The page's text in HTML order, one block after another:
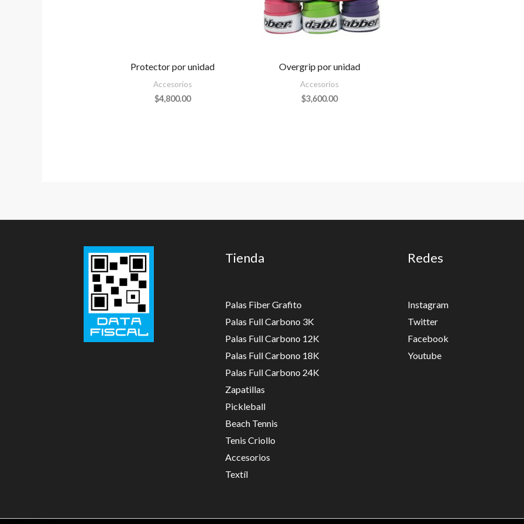
Protector por unidad
Accesorios
$4,800.00
Overgrip por unidad
Accesorios
$3,600.00
Tienda
Palas Fiber Grafito
Palas Full Carbono 3K
Palas Full Carbono 12K
Palas Full Carbono 18K
Palas Full Carbono 24K
Zapatillas
Pickleball
Beach Tennis
Tenis Criollo
Accesorios
Textíl
Redes
Instagram
Twitter
Facebook
Youtube